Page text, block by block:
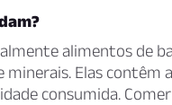
alimentos de
minerais. Elas
consumida.